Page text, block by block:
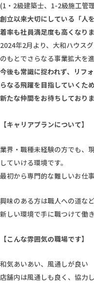
(1・2級建築士、1-2級施工管
創立以来大切にしている「人
着率も社員満足度も高くなりま
2024年2月より、大和ハウス
のもとでさらなる事業拡大を
今後も常識に捉われず、リフ
らなる飛躍を目指していくため
新たな仲間をお待ちしており
【キャリアプランについて】
業界・職種未経験の方でも、
していける環境です。
最初から専門的な難しいお仕
興味のある方は職人への道な
新しい環境で手に職つけて働
【こんな雰囲気の職場です】
和気あいあい、風通しが良い
店舗内は風通しも良く、協力